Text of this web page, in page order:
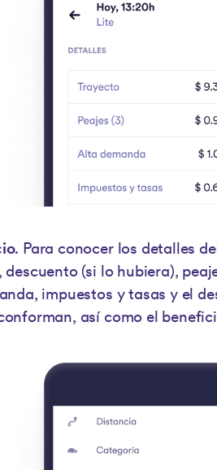
. Para conocer los detalles
descuento (si lo hubiera),
impuestos y tasas y el
así como el